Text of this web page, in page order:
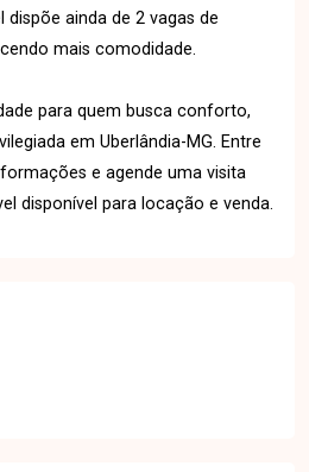
dispõe ainda de 2 vagas de
mais comodidade.
para quem busca conforto,
em Uberlândia-MG. Entre
e agende uma visita
disponível para locação e venda.